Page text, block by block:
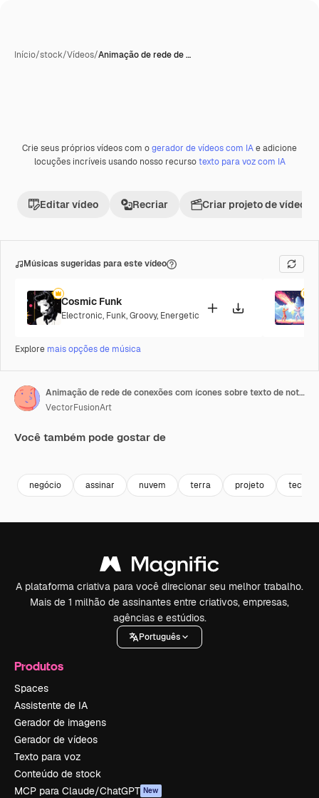
Início/stock/Vídeos/Animação de rede de …
PremiumGerada com IA
Crie seus próprios vídeos com ogerador de vídeos com IAe adicione
locuções incríveis usando nosso recursotexto para voz com IA
Editar vídeo Recriar Criar projeto de vídeo
Músicas sugeridas para este vídeo
Cosmic Funk
Electronic, Funk,Groovy, Energetic
Explore mais opções de música
Animação de rede de conexões com ícones sobre texto de notícias e globo
VectorFusionArt
Você também pode gostar de
negócio assinar nuvem terra projeto
A plataforma criativa para você direcionar seu melhor trabalho.
Mais de 1 milhão de assinantes entre criativos, empresas,
agências e estúdios.
Português
Produtos
Spaces
Assistente de IA
Gerador de imagens
Gerador de vídeos
Texto para voz
Conteúdo de stock
MCP para Claude/ChatGPT New